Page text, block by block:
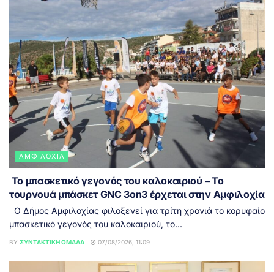
ΑΜΦΙΛΟΧΊΑ
Το μπασκετικό γεγονός του καλοκαιριού – Το
τουρνουά μπάσκετ GNC 3on3 έρχεται στην Αμφιλοχία
Ο Δήμος Αμφιλοχίας φιλοξενεί για τρίτη χρονιά το κορυφαίο
μπασκετικό γεγονός του καλοκαιριού, το...
BY ΣΥΝΤΑΚΤΙΚΉ ΟΜΆΔΑ 07/08/2026, 11:09